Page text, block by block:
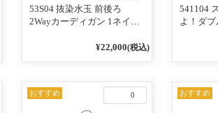
53S04 抜染水玉 前後ろ
2Wayカーディガン 1ネイビ
¥22,000(税込)
541104
よ！ダ
0
おすすめ おすすめ